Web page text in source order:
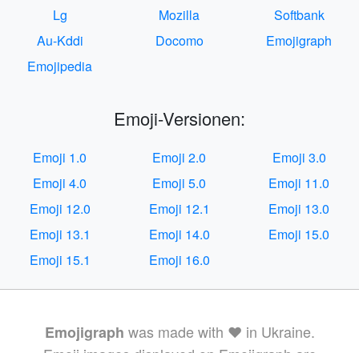
Lg
Mozilla
Softbank
Au-Kddi
Docomo
Emojigraph
Emojipedia
Emoji-Versionen:
Emoji 1.0 Emoji 2.0
Emoji 3.0
Emoji 4.0
Emoji 5.0
Emoji 11.0
Emoji 12.0
Emoji 12.1
Emoji 13.0
Emoji 13.1
Emoji 14.0
Emoji 15.0
Emoji 15.1
Emoji 16.0
Emojigraph was made with ❤️ in Ukraine.